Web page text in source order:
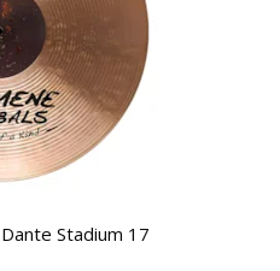
Stadium 17